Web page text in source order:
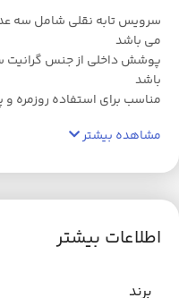
می باشد
پوشش داخلی از جنس گرانیت
باشد
مناسب برای استفاده
مشاهده بیشتر
اطلاعات بیشتر
برند